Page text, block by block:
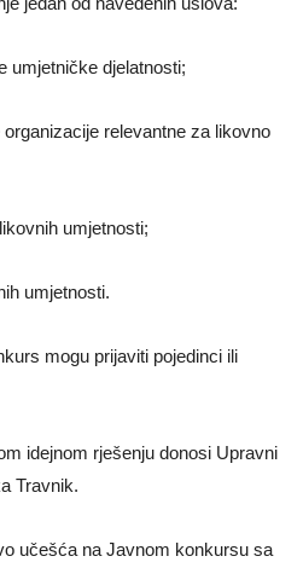
umjetničke djelatnosti;
relevantne za likovno
umjetnosti;
umjetnosti.
mogu prijaviti pojedinci ili
idejnom rješenju donosi Upravni
Travnik.
učešća na Javnom konkursu sa